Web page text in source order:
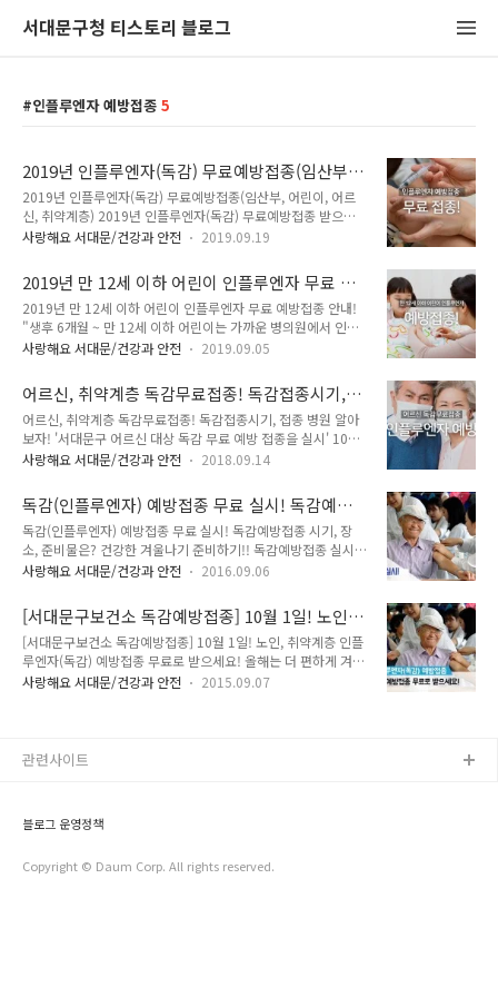
서대문구청 티스토리 블로그
인플루엔자 예방접종 5
2019년 인플루엔자(독감) 무료예방접종(임산부,
어린이, 어르신, 취약계층)
2019년 인플루엔자(독감) 무료예방접종(임산부, 어린이, 어르
신, 취약계층) 2019년 인플루엔자(독감) 무료예방접종 받으세
요! 접종기간, 접종대상, 장소에 대해 TONG지기가 안내해 드릴
후 6개월 ~ 만 12세 이하 어린이 및 임산부 - 어린이 기초접종 2
회 대상자 : 2019. 9. 17.(화) ~ 2020. 4. 30.(목) - 어린이 대상
자 전체 및 임산부 : 2019. 10. 15.(화) ~ 2020. 4. 30.(목) ○ 만
65세 이상 어르신(1954. 12. 31. 이전 출생자) - 만 75세 이상
(44. 12. 31. 이전 출생자) : 2019. 10. 15.(화) ~ 11. 22.(금) -
사랑해요 서대문/건강과 안전 2019.09.19
2019년 만 12세 이하 어린이 인플루엔자 무료 예
방접종 안내!
2019년 만 12세 이하 어린이 인플루엔자 무료 예방접종 안내!
"생후 6개월 ~ 만 12세 이하 어린이는 가까운 병의원에서 인플
루엔자 무료접종 받으세요" 9월 17일부터 생후 6개월 ~ 만 12
접종을 시행합니다. 어린이 인플루엔자 무료접종 ○ 접종 대상
자 : 생후 6개월 ~ 만 12세 이하 어린이(2007.01.01 ~ 2019.
08. 31. 출생아) ○ 접종 기간 : 2019. 9. 17. ~ 2020. 4. 30. ○
접종 병원 : 주소지에 관계 없이 전국 지정의료기관에서 무료접
종 ※ 무료접종 지정의료기관은 보건소 문의 및 예방접종도우미
330-1824 ..
사랑해요 서대문/건강과 안전 2019.09.05
어르신, 취약계층 독감무료접종! 독감접종시기,
접종 병원 알아보자!
어르신, 취약계층 독감무료접종! 독감접종시기, 접종 병원 알아
보자! '서대문구 어르신 대상 독감 무료 예방 접종을 실시' 10월
2일부터 11월 15일까지 관내 의료기관 120곳에서 만 65세 이
인플루엔자(독감) 예방접종을 실시합니다. 접종기간 ● 만 65세
이상 노인 : 2018. 10. 2. ~ 11. 15. - 만 75세 이상 : 2018. 10.
2. ~ 11. 15. - 만 65세 이상~74세 이하 : 2018. 10. 11. ~ 11.
15. ● 취약계층 : 2018. 10. 11. ~ 11. 15. ● 문 의 : 서대문구
보건소 ☎ 02-330-1824, 8915, 1829 접종대상 및 장소 준비
사랑해요 서대문/건강과 안전 2018.09.14
독감(인플루엔자) 예방접종 무료 실시! 독감예방
접종 시기, 장소, 준비물은?
독감(인플루엔자) 예방접종 무료 실시! 독감예방접종 시기, 장
소, 준비물은? 건강한 겨울나기 준비하기!! 독감예방접종 실시해
주세요~ ^^ 10월 4일부터 11월 15일까지 관내 의료기관 120
을 대상으로 무료 인플루엔자(독감) 예방접종을 실시합니다!
tong지기와 함께 자세히 알아봐요~ 인플루엔자(독감) 예방접종
● 접종대상 : 만65세 이상 어르신(1951년 12월 31일 이전 출
생자) 대상 장소 노인 만65세 이상 (1951. 12. 31. 이전 출생자)
지정 의료기관 (주소지와 관계없이 전국 지정 의료기관에서 무
사랑해요 서대문/건강과 안전 2016.09.06
[서대문구보건소 독감예방접종] 10월 1일! 노인,
취약계층 인플루엔자(독감) 예방접종 무료로 받으
세요!
[서대문구보건소 독감예방접종] 10월 1일! 노인, 취약계층 인플
루엔자(독감) 예방접종 무료로 받으세요! 올해는 더 편하게 겨울
건강을 준비하세요!! 우리 서대문구는 10월 1일부터 11월 15일
정된 곳에서만 가능했는데요. 올해부터는 병 · 의원에서도 접종
병 · 의원에서 접종을 받을 수 있어요. 109곳 지금 바로 알아봐
사랑해요 서대문/건강과 안전 2015.09.07
블로그 운영정책
Copyright © Daum Corp. All rights reserved.
관련사이트